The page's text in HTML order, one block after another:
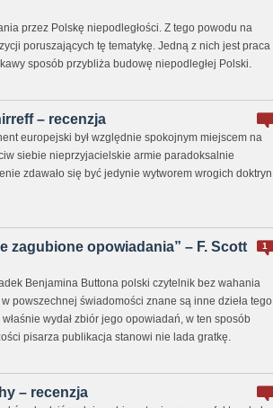
przez Polskę niepodległości. Z tego powodu na
poruszających tę tematykę. Jedną z nich jest praca
sposób przybliża budowę niepodległej Polski.
– recenzja
europejski był względnie spokojnym miejscem na
siebie nieprzyjacielskie armie paradoksalnie
zdawało się być jedynie wytworem wrogich doktryn
1
zagubione opowiadania” – F. Scott
Benjamina Buttona polski czytelnik bez wahania
powszechnej świadomości znane są inne dzieła tego
wydał zbiór jego opowiadań, w ten sposób
pisarza publikacja stanowi nie lada gratkę.
– recenzja